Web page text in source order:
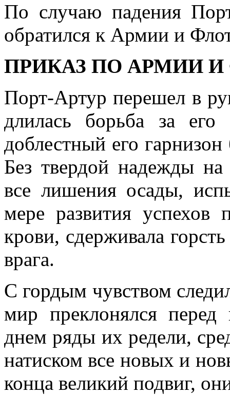
По случаю падения
обра­тился к Армии и
ПРИКАЗ ПО АРМИИ И
Порт-Артур перешел в
длилась борьба за
доблестный его
Без твер­дой надежды
все лишения осады,
мере развития
крови, сдерживала
врага.
С гордым чувством
мир преклонялся
днем ряды их редели,
натиском все новых и
конца великий подвиг,